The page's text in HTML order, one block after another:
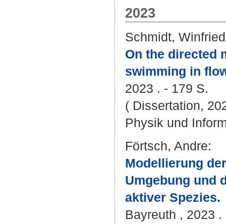
2023
Schmidt, Winfried
On the directed
swimming in
2023 . - 179 S.
( Dissertation,
Physik und
Förtsch, Andre:
Modellierung
Umgebung und
aktiver Spezies.
Bayreuth , 2023 .